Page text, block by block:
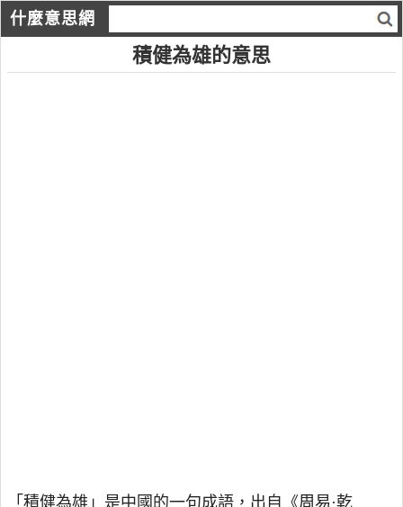
什麼意思網
積健為雄的意思
「積健為雄」是中國的一句成語，出自《周易·乾